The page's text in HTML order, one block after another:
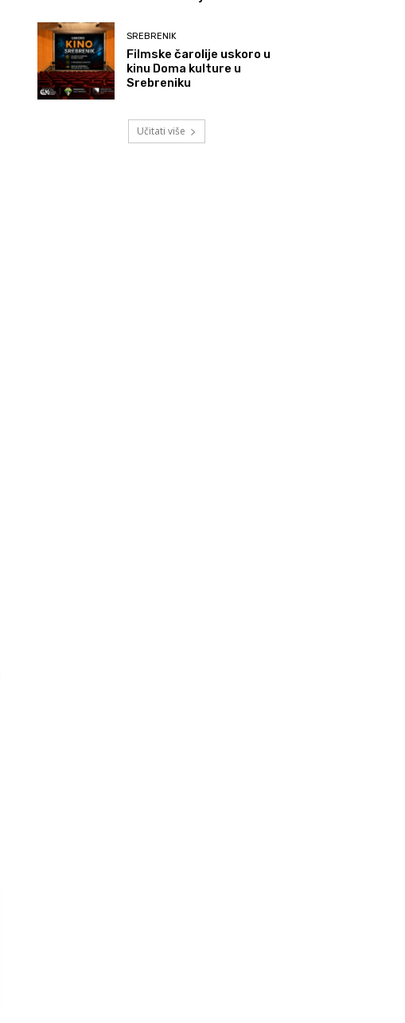
SREBRENIK
Filmske čarolije uskoro u
kinu Doma kulture u
Srebreniku
Učitati više